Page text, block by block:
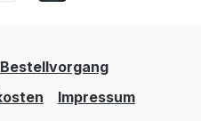
Bestellvorgang
Impressum